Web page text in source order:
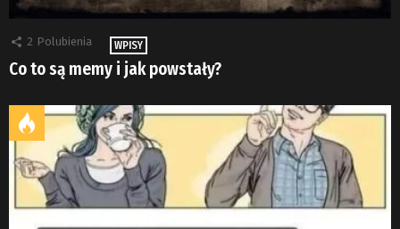
2 Polubienia WPISY
Co to są memy i jak powstały?